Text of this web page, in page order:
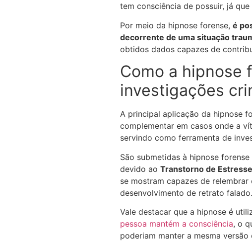
tem consciência de possuir, já
Por meio da hipnose forense, é
decorrente de uma situação
obtidos dados capazes de
Como a hipnose
investigações
A principal aplicação da hipnose
complementar em casos onde a
servindo como ferramenta de
São submetidas à hipnose
devido ao Transtorno de
se mostram capazes de
desenvolvimento de retrato falado.
Vale destacar que a hipnose é
pessoa mantém a consciência, o
poderiam manter a mesma